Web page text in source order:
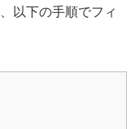
以下の手順でフィ